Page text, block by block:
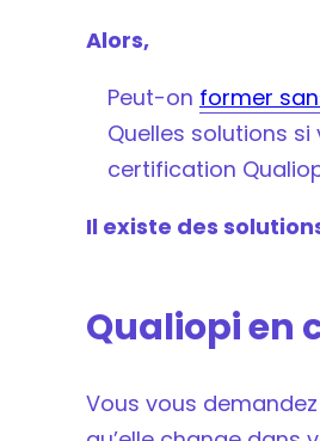
Alors,
Peut-on former
Quelles solutions
certification
Il existe des
Qualiopi en
Vous vous